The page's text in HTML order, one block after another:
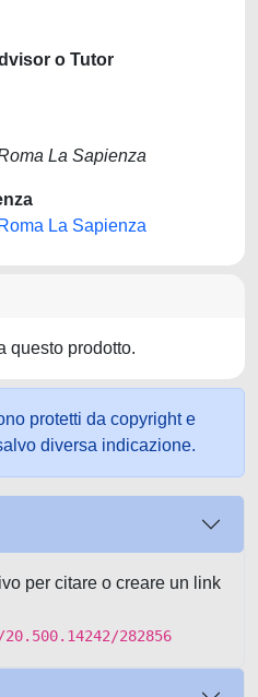
o Tutor
La Sapienza
La Sapienza
questo prodotto.
protetti da copyright e
diversa indicazione.
per citare o creare un link
282856